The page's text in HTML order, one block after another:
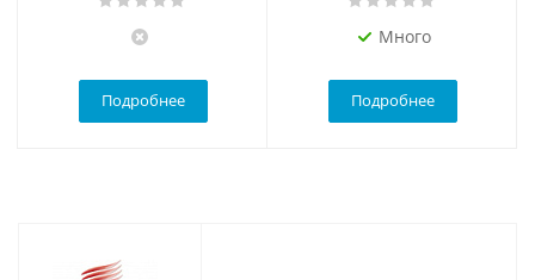
Подробнее
Много
Подробнее